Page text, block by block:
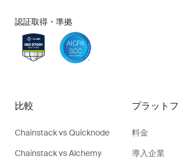
認証取得・準拠
比較
Chainstack vs Quicknode
Chainstack vs Alchemy
プラット
料金
導入企業